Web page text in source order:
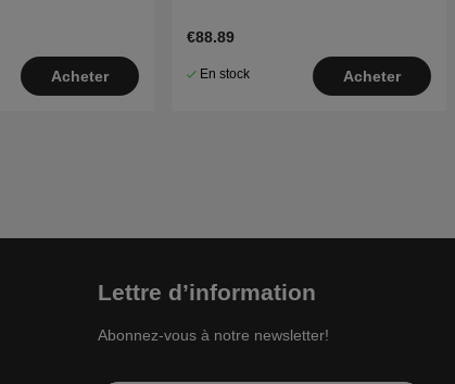
Acheter
€88.89
En stock Acheter
Lettre d’information
Abonnez-vous à notre newsletter!